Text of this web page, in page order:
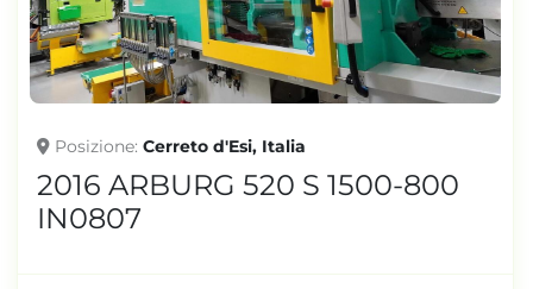
Posizione Cerreto d'Esi, Italia
2016 ARBURG 520 S 1500-800
IN0807